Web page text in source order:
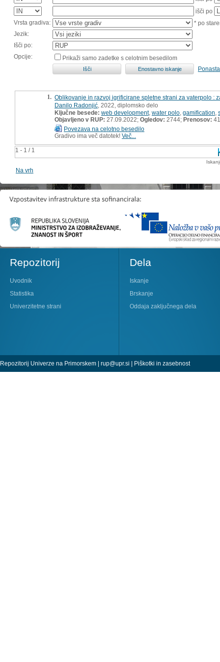
išči po
Vrsta gradiva:
* po
Jezik:
Išči po:
Opcije:
Prikaži samo zadetke s celotnim besedilom
1 - 1 / 1
1. Oblikovanje in razvoj igrificirane spletne strani za vaterpolo :
Danilo Radonjić , 2022, diplomsko delo
Ključne besede: web development, water polo gamification
Objavljeno v RUP: 27.09.2022; Ogledov: 2744; Prenosov: 41
Povezava na celotno besedilo
Gradivo ima več datotek! Več...
Na vrh
Repozitorij
Uvodnik
Statistika
Univerzitetne strani
Dela
Iskanje
Brskanje
Oddaja zaključnega dela
Repozitorij Univerze na Primorskem | rup@upr.si | Piškotki in zasebnost